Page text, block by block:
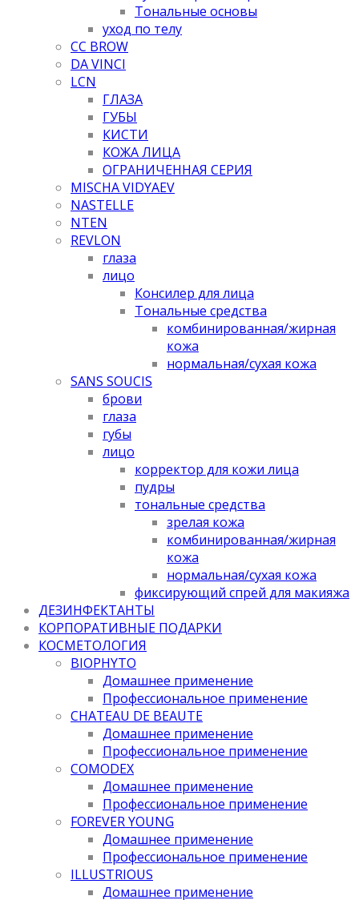
Тональные основы
уход по телу
CC BROW
DA VINCI
LCN
ГЛАЗА
ГУБЫ
КИСТИ
КОЖА ЛИЦА
ОГРАНИЧЕННАЯ СЕРИЯ
MISCHA VIDYAEV
NASTELLE
NTEN
REVLON
глаза
лицо
Консилер для лица
Тональные средства
комбинированная/жирная
кожа
нормальная/cухая кожа
SANS SOUCIS
брови
глаза
губы
лицо
корректор для кожи лица
пудры
тональные средства
зрелая кожа
комбинированная/жирная
кожа
нормальная/cухая кожа
фиксирующий спрей для макияжа
ДЕЗИНФЕКТАНТЫ
КОРПОРАТИВНЫЕ ПОДАРКИ
КОСМЕТОЛОГИЯ
BIOPHYTO
Домашнее применение
Профессиональное применение
CHATEAU DE BEAUTE
Домашнее применение
Профессиональное применение
COMODEX
Домашнее применение
Профессиональное применение
FOREVER YOUNG
Домашнее применение
Профессиональное применение
ILLUSTRIOUS
Домашнее применение